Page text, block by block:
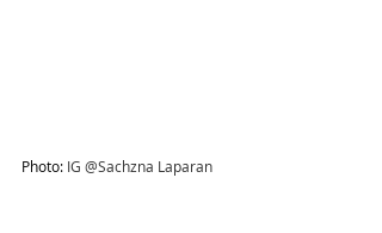
Photo: IG @Sachzna Laparan